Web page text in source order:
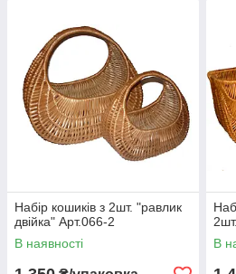
Набір кошиків з 2шт. "равлик
двійка" Арт.066-2
В наявності
В